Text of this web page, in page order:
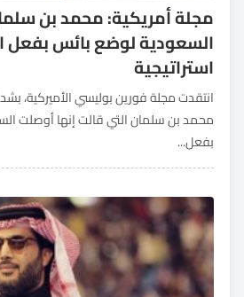
مجلة أمريكية: محمد بن
السعودية لوضع بائس بفعل
استراتيجية
انتقدت مجلة فورين بوليسي الأميركية،
محمد بن سلمان التي قالت إنها أوصلت
بفعل...